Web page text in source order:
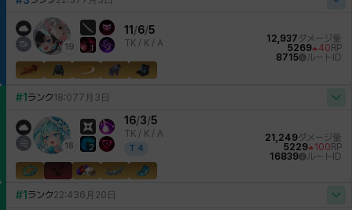
19 1
11 /6/5
TK / K / A 12,937ダメージ量
5269
40 RP
8715
ルートID
#1 ランク18:077月3日
18 2
16/3/5
TK / K / A
T 4
21,249ダメージ量
5229
100 RP
16839
ルートID
#1 ランク22:436月20日